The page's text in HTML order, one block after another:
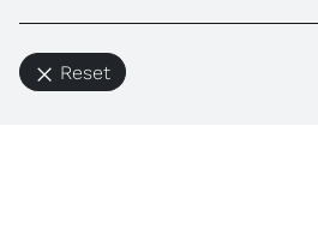
Reset